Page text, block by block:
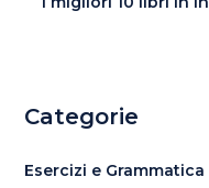
Categorie
Esercizi e Grammatica